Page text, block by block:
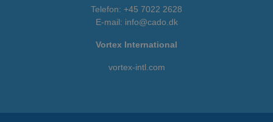
Telefon: +45 7022 2628
E-mail: info@cado.dk
Vortex International
vortex-intl.com